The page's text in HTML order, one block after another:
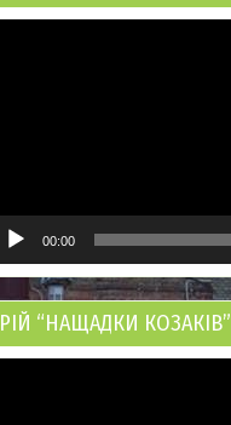
00:00
РІЙ “НАЩАДКИ КОЗАКІВ”